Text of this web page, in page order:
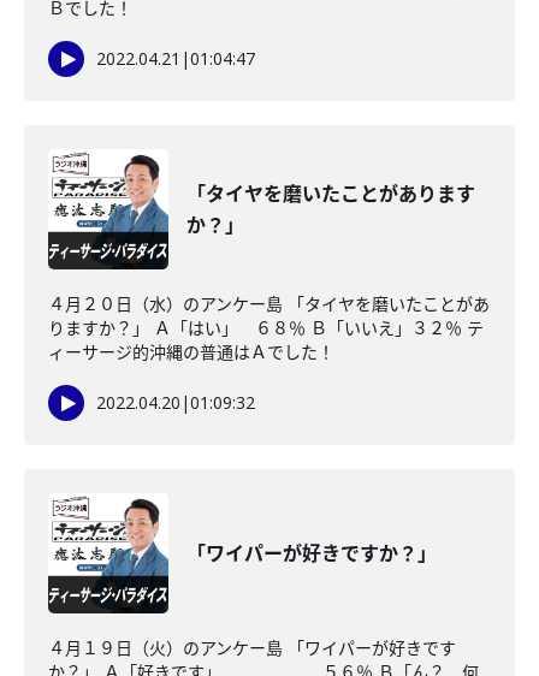
Ｂでした！
2022.04.21 |01:04:47
「タイヤを磨いたことがあります
か？」
４月２０日（水）のアンケー島 「タイヤを磨いたことがあ
りますか？」 Ａ「はい」 ６８％ Ｂ「いいえ」３２％ テ
ィーサージ的沖縄の普通はＡでした！
2022.04.20 |01:09:32
「ワイパーが好きですか？」
４月１９日（火）のアンケー島 「ワイパーが好きです